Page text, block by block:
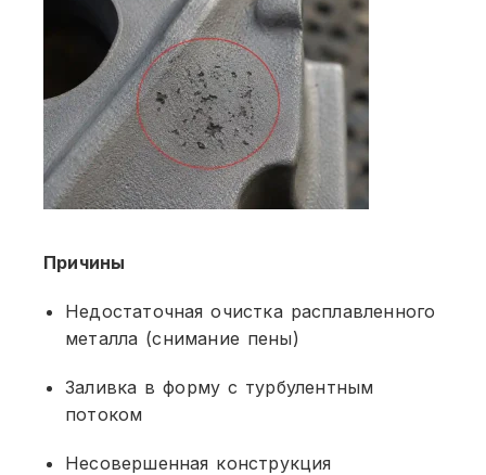
Причины
Недостаточная очистка расплавленного
металла (снимание пены)
Заливка в форму с турбулентным
потоком
Несовершенная конструкция